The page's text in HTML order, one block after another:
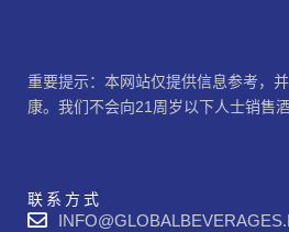
重要提示：本网站仅提供信息参考，
康。我们不会向21周岁以下人士销售酒
联系方式